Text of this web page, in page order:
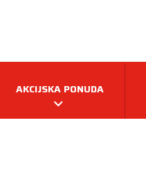
AKCIJSKA PONUDA